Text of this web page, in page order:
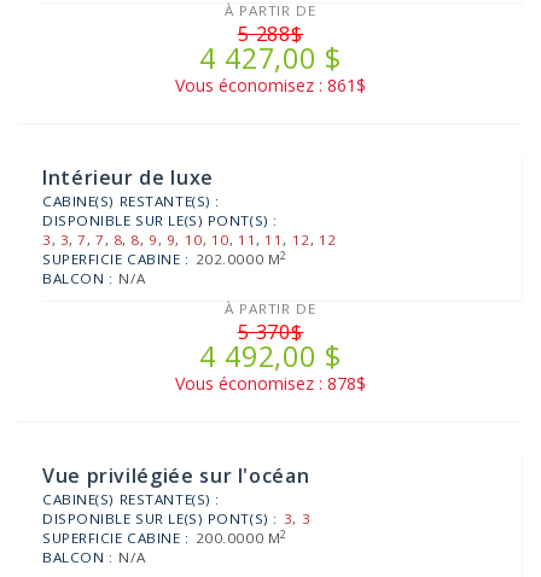
À PARTIR DE
5 288$
4 427,00 $
Vous économisez : 861$
Intérieur de luxe
CABINE(S) RESTANTE(S) :
DISPONIBLE SUR LE(S) PONT(S) :
3, 3,7,7, 8, 8, 9, 9, 10, 10, 11, 11, 12, 12
SUPERFICIE CABINE : 202.0000 M2
BALCON : N/A
À PARTIR DE
5 370$
4 492,00 $
Vous économisez : 878$
Vue privilégiée sur l'océan
CABINE(S) RESTANTE(S) :
DISPONIBLE SUR LE(S) PONT(S) : 3, 3
SUPERFICIE CABINE : 200.0000 M2
BALCON : N/A